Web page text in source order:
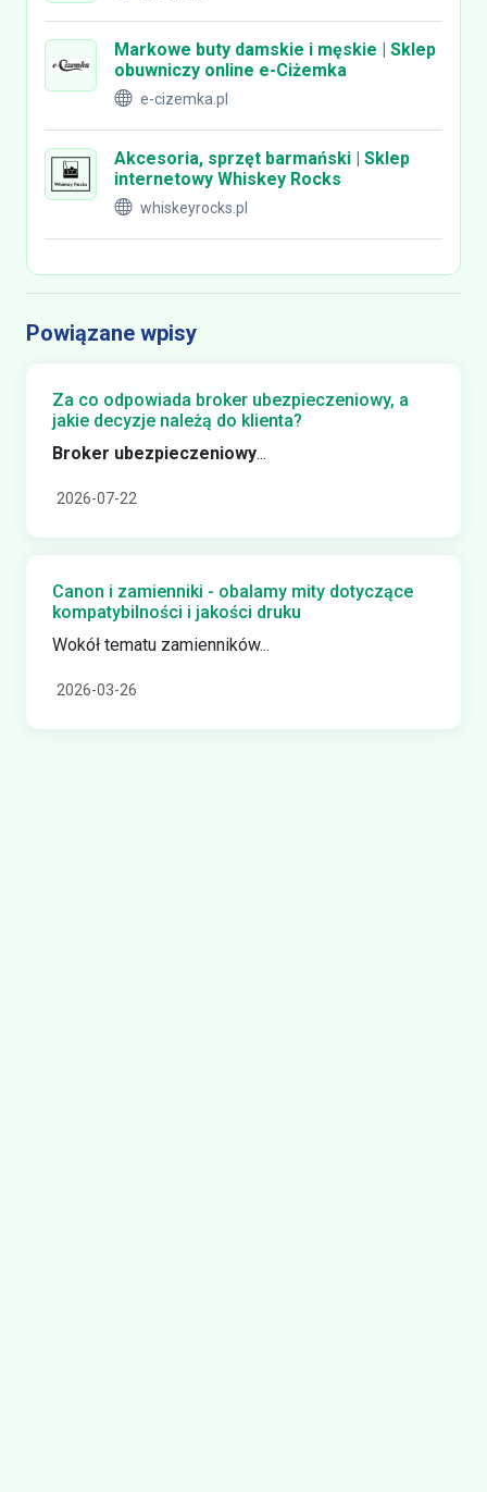
Markowe buty damskie i męskie | Sklep
obuwniczy online e-Ciżemka
e-cizemka.pl
Akcesoria, sprzęt barmański | Sklep
internetowy Whiskey Rocks
whiskeyrocks.pl
Powiązane wpisy
Za co odpowiada broker ubezpieczeniowy, a
jakie decyzje należą do klienta?
Broker ubezpieczeniowy...
2026-07-22
Canon i zamienniki - obalamy mity dotyczące
kompatybilności i jakości druku
Wokół tematu zamienników...
2026-03-26